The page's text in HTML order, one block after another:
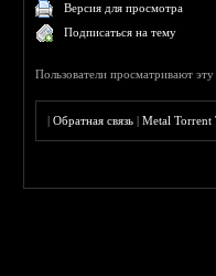
Версия для просмотра
Подписаться на тему
Пользователи просматривают
|Обратная связь |Metal Torrent